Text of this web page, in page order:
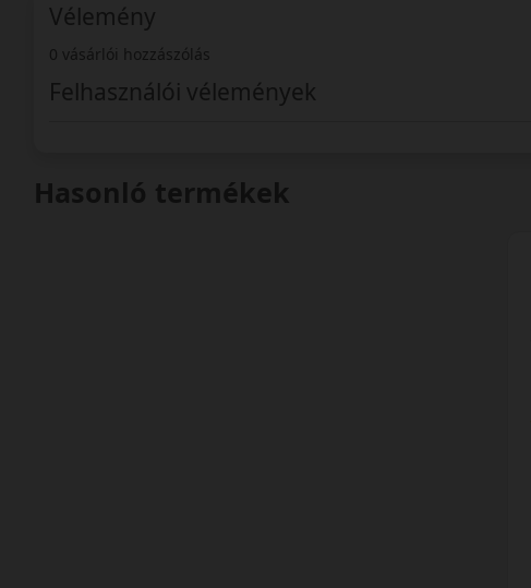
Vélemény
0 vásárlói hozzászólás
Felhasználói vélemények
Hasonló termékek